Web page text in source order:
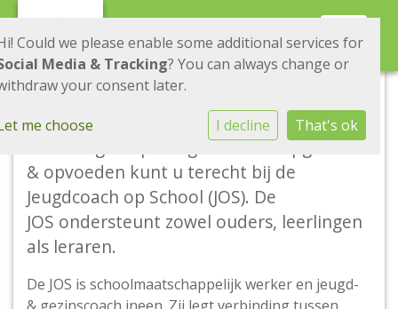
Toggle
Jeugdcoach op School
Voor vragen op het gebied van opgroeien
& opvoeden kunt u terecht bij de
Jeugdcoach op School (JOS). De
JOS ondersteunt zowel ouders, leerlingen
als leraren.
De JOS is schoolmaatschappelijk werker en jeugd-
Could we please enable some additional services for
Media & Tracking? You can always change or
your consent later.
me choose I decline That's ok